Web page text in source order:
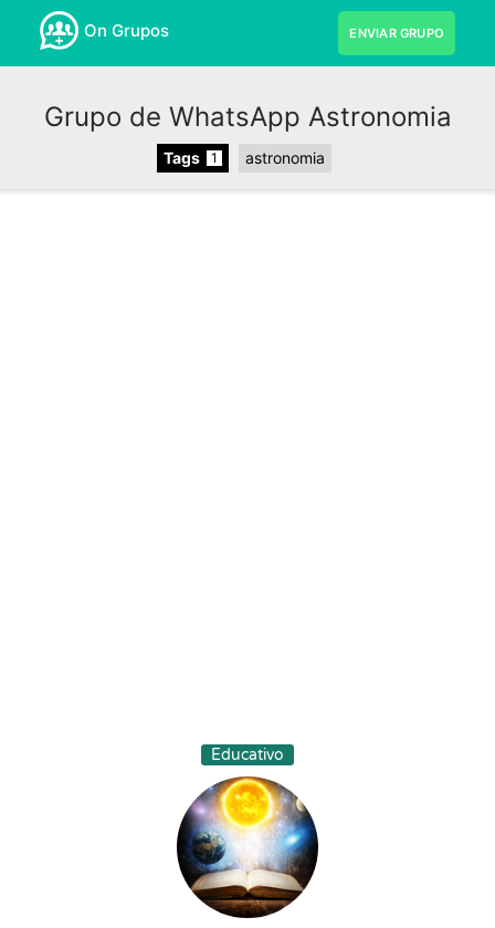
On Grupos ENVIAR GRUPO
Grupo de WhatsApp Astronomia
Tags 1 astronomia
Educativo